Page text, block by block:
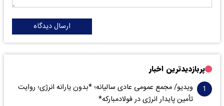
ارسال دیدگاه
پربازدیدترین اخبار
ویدیو/ مجمع عمومی عادی سالیانه؛ *بدون یارانه انرژی؛ روایت
تأمین پایدار انرژی در فولادمبارکه*